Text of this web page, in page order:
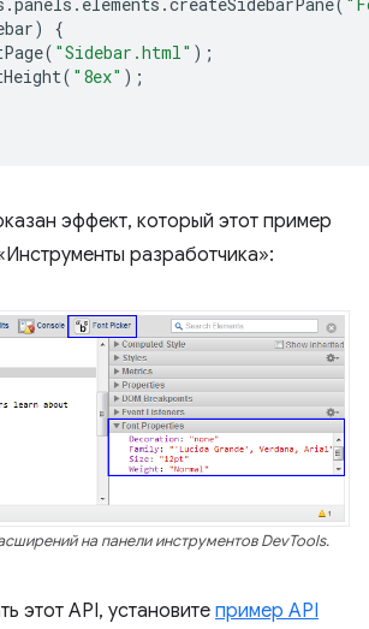
)
{
( "Sidebar.html" );
( "8ex" );
эффект, который этот пример
разработчика»:
на панели инструментов DevTools.
этот API, установитепример API